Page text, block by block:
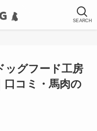
SEARCH
ッグフード工房
口コミ・馬肉の